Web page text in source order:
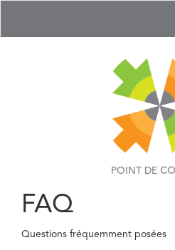
POINT DE
FAQ
Questions fréquemment posées